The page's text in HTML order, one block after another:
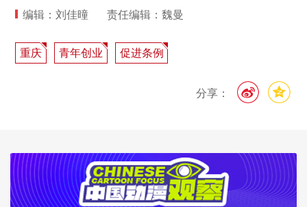
编辑：刘佳曈 责任编辑：魏曼
重庆 青年创业 促进条例
分享：